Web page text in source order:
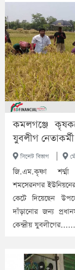
কমলগঞ্জে
যুবলীগ নেতাকর্মী
সিলেট বিভাগ
জি.এম.কৃষ্ণা
শমসেরনগর
কেটে দিয়েছেন
দাঁড়ানোর জন্য
কেন্দ্রীয়